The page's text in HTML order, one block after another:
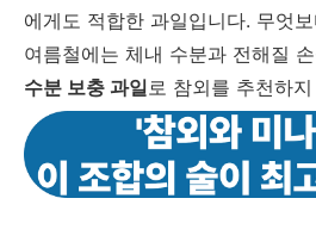
에게도 적합한 과일입니다. 무엇
여름철에는 체내 수분과 전해질
수분 보충 과일 로 참외를 추천하